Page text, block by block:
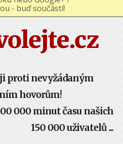
proti nevyžádaným
hovorům!
000 minut času našich
150 000 uživatelů ...
nebo Google+ !
- buď součástí!